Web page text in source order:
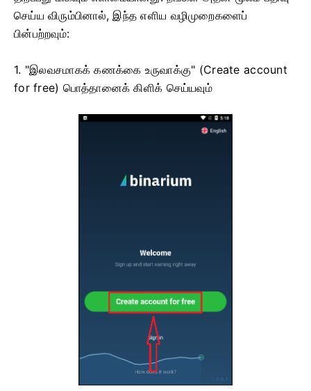
செய்ய விரும்பினால், இந்த எளிய வழிமுறைகளைப்
பின்பற்றவும்:
1. "இலவசமாகக் கணக்கை உருவாக்கு" (Create account
for free) பொத்தானைக் கிளிக் செய்யவும்